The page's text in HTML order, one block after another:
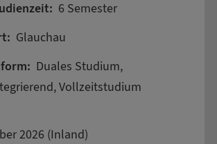
6 Semester
Glauchau
Duales Studium,
Vollzeitstudium
2026 (Inland)